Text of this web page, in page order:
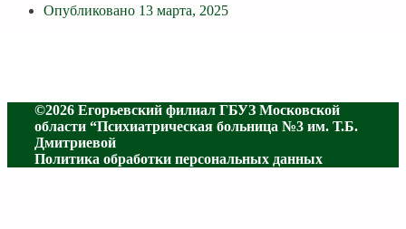
Опубликовано 13 марта, 2025
©2026 Егорьевский филиал ГБУЗ Московской
области “Психиатрическая больница №3 им. Т.Б.
Дмитриевой
Политика обработки персональных данных